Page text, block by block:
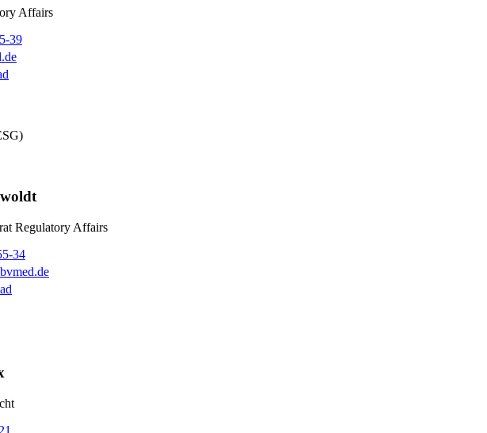
Affairs
39
Regulatory Affairs
34